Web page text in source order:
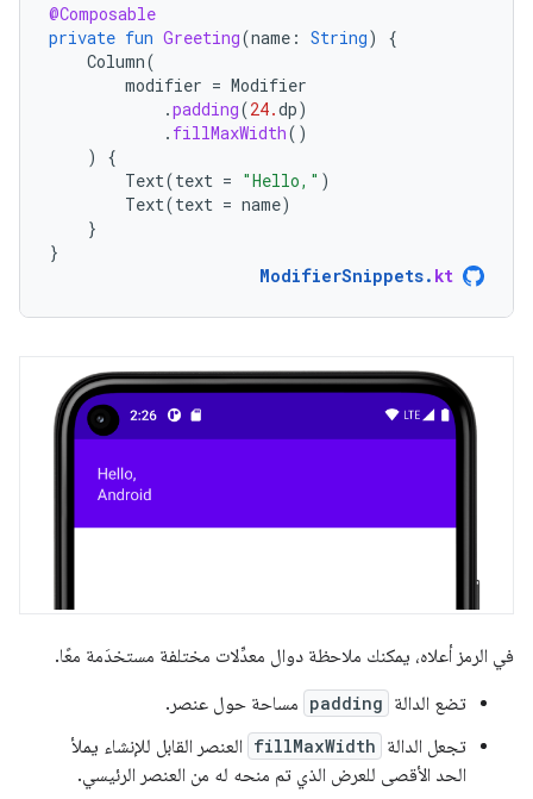
@Composable
private fun Greeting(name : String)
{
Column(
modifier = Modifier
.padding(24.dp)
. fillMaxWidth()
)
{
Text(text = "Hello," )
Text(text = name)
}
}
ModifierSnippets. kt
في الرمز أعلاه، يمكنك ملاحظة دوال معدِّلات مختلفة مستخدَمة معًا.
تضع الدالة padding مساحة حول عنصر.
تجعل الدالة fillMaxWidth العنصر القابل للإنشاء يملأ
الحد الأقصى للعرض الذي تم منحه له من العنصر الرئيسي.